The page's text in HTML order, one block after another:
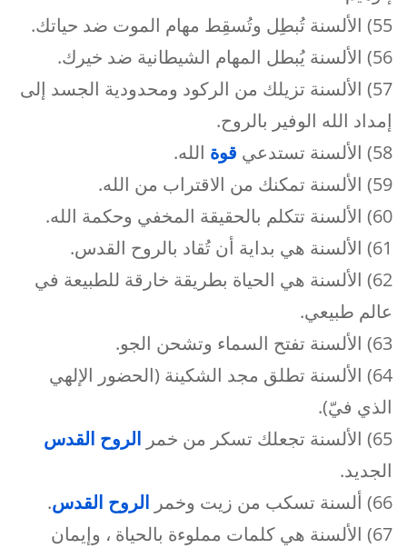
55) الألسنة تُبطِل وتُسقِط مهام الموت ضد حياتك.
56) الألسنة يُبطل المهام الشيطانية ضد خيرك.
57) الألسنة تزيلك من الركود ومحدودية الجسد إلى
إمداد الله الوفير بالروح.
58) الألسنة تستدعي
قوة الله.
59) الألسنة تمكنك من الاقتراب من الله.
60) الألسنة تتكلم بالحقيقة المخفي وحكمة الله.
61) الألسنة هي بداية أن تُقاد بالروح القدس.
62) الألسنة هي الحياة بطريقة خارقة للطبيعة في
عالم طبيعي.
63) الألسنة تفتح السماء وتشحن الجو.
64) الألسنة تطلق مجد الشكينة (الحضور الإلهي
الذي فيّ).
65) الألسنة تجعلك تسكر من خمر
الروح القدس
الجديد.
66) ألسنة تسكب من زيت وخمر
الروح القدس.
67) الألسنة هي كلمات مملوءة بالحياة ، وإيمان